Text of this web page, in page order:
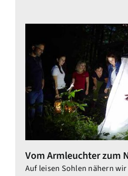
Vom Armleuchter zum
Auf leisen Sohlen nähern